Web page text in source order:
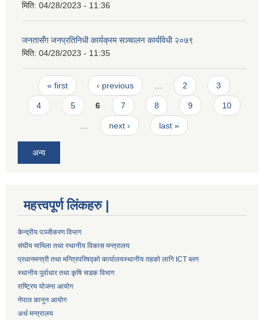
मिति: 04/28/2023 - 11:36
जनतासँग जनप्रतिनिधी कार्यक्रम सञ्चालन कार्यविधी २०७९
मिति: 04/28/2023 - 11:35
Pages
« first ‹ previous 2 3
4 5 6 7 8 9 10
next › last »
अन्य
महत्त्वपूर्ण लिंकहरु |
केन्द्रीय पञ्जीकरण विभाग
संघीय मामिला तथा स्थानीय विकास मन्त्रालय
प्रधानमन्त्री तथा मन्त्रिपरिषद्को कार्यालयस्थानीय तहको लागि ICT ब्लग
स्थानीय पूर्वाधार तथा कृषि सडक विभाग
राष्ट्रिय योजना आयोग
नेपाल कानुन आयोग
अर्थ मन्त्रालय